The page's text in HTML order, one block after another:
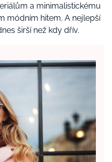
a minimalistickému
módním hitem. A nejlepší
širší než kdy dřív.